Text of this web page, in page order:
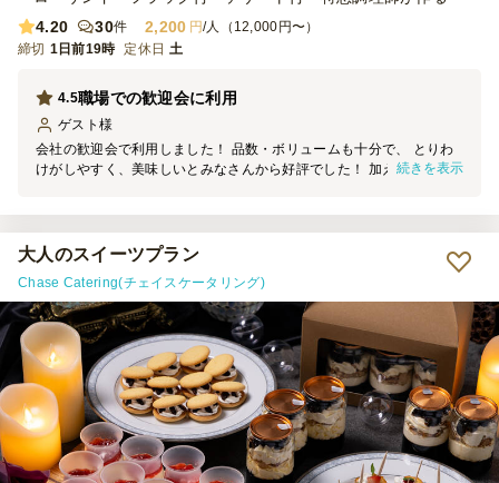
4.20
30件 2,200 円/人（12,000円〜）
締切 1日前19時 定休日 土
職場での歓迎会に利用
4.5
ゲスト 様
会社の歓迎会で利用しました！ 品数・ボリュームも十分で、 とりわ
けがしやすく、美味しいとみなさんから好評でした！ 加えて、お皿
続きを表示
大人のスイーツプラン
Chase Catering(チェイスケータリング)